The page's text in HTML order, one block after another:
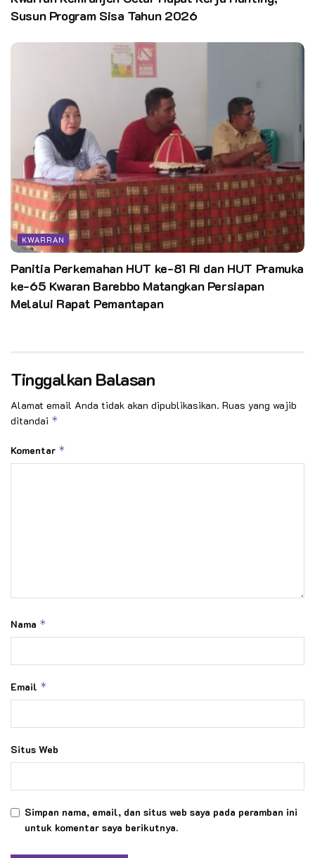
Susun Program Sisa Tahun 2026
KWARRAN
Panitia Perkemahan HUT ke-81 RI dan HUT Pramuka
ke-65 Kwaran Barebbo Matangkan Persiapan
Melalui Rapat Pemantapan
Tinggalkan Balasan
Alamat email Anda tidak akan dipublikasikan. Ruas yang wajib
ditandai *
Komentar *
Nama *
Email *
Situs Web
Simpan nama, email, dan situs web saya pada peramban ini
untuk komentar saya berikutnya.